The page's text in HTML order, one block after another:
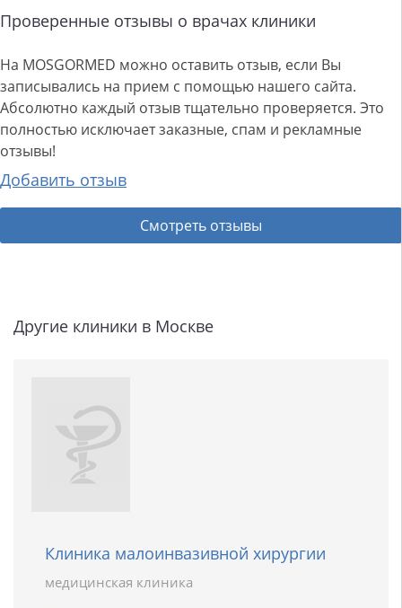
Проверенные отзывы о врачах клиники
На MOSGORMED можно оставить отзыв, если Вы
записывались на прием с помощью нашего сайта.
Абсолютно каждый отзыв тщательно проверяется. Это
полностью исключает заказные, спам и рекламные
отзывы!
Добавить отзыв
Смотреть отзывы
Другие клиники в Москве
Клиника малоинвазивной хирургии
медицинская клиника